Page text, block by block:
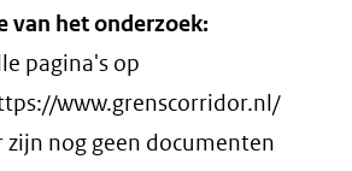
van het onderzoek:
pagina's op
www.grenscorridor.nl/
zijn nog geen documenten